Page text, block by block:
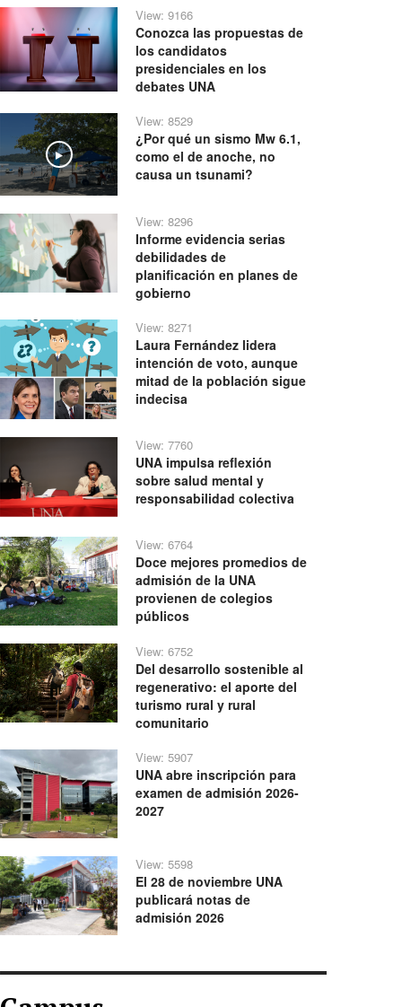
View: 9166
Conozca las propuestas de
los candidatos
presidenciales en los
debates UNA
Play
View: 8529
¿Por qué un sismo Mw 6.1,
como el de anoche, no
causa un tsunami?
View: 8296
Informe evidencia serias
debilidades de
planificación en planes de
gobierno
View: 8271
Laura Fernández lidera
intención de voto, aunque
mitad de la población sigue
indecisa
View: 7760
UNA impulsa reflexión
sobre salud mental y
responsabilidad colectiva
View: 6764
Doce mejores promedios de
admisión de la UNA
provienen de colegios
públicos
View: 6752
Del desarrollo sostenible al
regenerativo: el aporte del
turismo rural y rural
comunitario
View: 5907
UNA abre inscripción para
examen de admisión 2026-
2027
View: 5598
El 28 de noviembre UNA
publicará notas de
admisión 2026